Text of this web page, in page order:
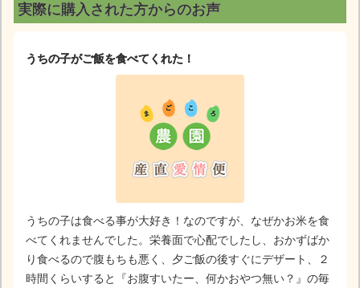
実際に購入された方からのお声
うちの子がご飯を食べてくれた！
うちの子は食べる事が大好き！なのですが、なぜかお米を食
べてくれませんでした。栄養面で心配でしたし、おかずばか
り食べるので腹もちも悪く、夕ご飯の後すぐにデザート、２
時間くらいすると『お腹すいたー、何かおやつ無い？』の毎